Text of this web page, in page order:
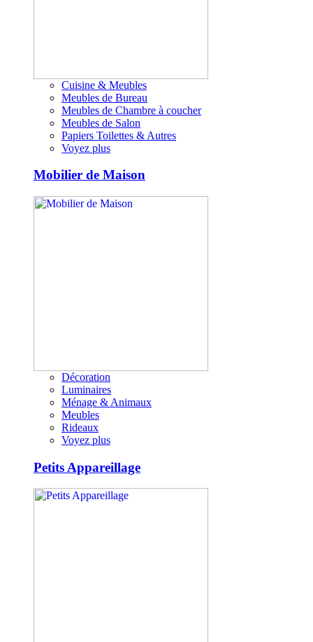
Cuisine & Meubles
Meubles de Bureau
Meubles de Chambre à coucher
Meubles de Salon
Papiers Toilettes & Autres
Voyez plus
Mobilier de Maison
Décoration
Luminaires
Ménage & Animaux
Meubles
Rideaux
Voyez plus
Petits Appareillage